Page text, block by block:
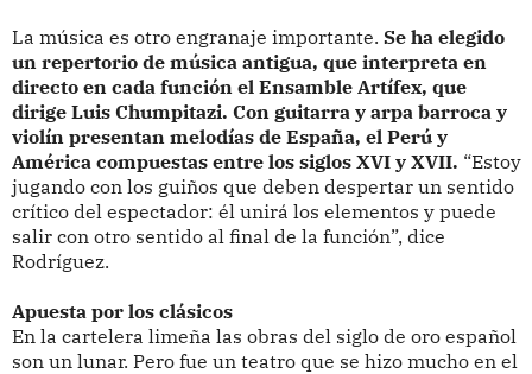
La música es otro engranaje importante. Se ha elegido
un repertorio de música antigua, que interpreta en
directo en cada función el Ensamble Artífex, que
dirige Luis Chumpitazi. Con guitarra y arpa barroca y
violín presentan melodías de España, el Perú y
América compuestas entre los siglos XVI y XVII. “Estoy
jugando con los guiños que deben despertar un sentido
crítico del espectador: él unirá los elementos y puede
salir con otro sentido al final de la función”, dice
Rodríguez.
Apuesta por los clásicos
En la cartelera limeña las obras del siglo de oro español
son un lunar. Pero fue un teatro que se hizo mucho en el